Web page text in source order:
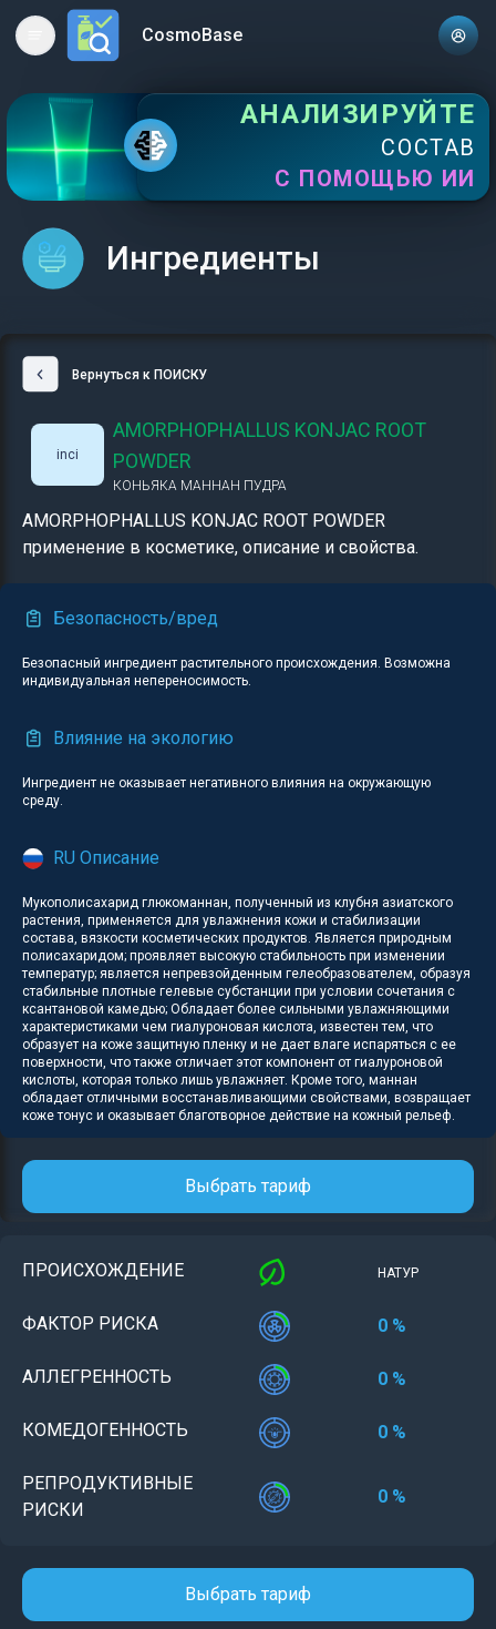
Open main menuCosmoBase
АНАЛИЗИРУЙТЕ
СОСТАВ
С ПОМОЩЬЮ ИИ
Ингредиенты
Вернуться к ПОИСКУ
inci
AMORPHOPHALLUS KONJAC ROOT
POWDER
КОНЬЯКА МАННАН ПУДРА
AMORPHOPHALLUS KONJAC ROOT POWDER
применение в косметике, описание и свойства.
Безопасность/вред
Безопасный ингредиент растительного происхождения. Возможна
индивидуальная непереносимость.
Влияние на экологию
Ингредиент не оказывает негативного влияния на окружающую
среду.
RU Описание
Мукополисахарид глюкоманнан, полученный из клубня азиатского
растения, применяется для увлажнения кожи и стабилизации
состава, вязкости косметических продуктов. Является природным
полисахаридом; проявляет высокую стабильность при изменении
температур; является непревзойденным гелеобразователем, образуя
стабильные плотные гелевые субстанции при условии сочетания с
ксантановой камедью; Обладает более сильными увлажняющими
характеристиками чем гиалуроновая кислота, известен тем, что
образует на коже защитную пленку и не дает влаге испаряться с ее
поверхности, что также отличает этот компонент от гиалуроновой
кислоты, которая только лишь увлажняет. Кроме того, маннан
обладает отличными восстанавливающими свойствами, возвращает
коже тонус и оказывает благотворное действие на кожный рельеф.
Выбрать тариф
ПРОИСХОЖДЕНИЕ НАТУР
ФАКТОР РИСКА 0 %
АЛЛЕГРЕННОСТЬ 0 %
КОМЕДОГЕННОСТЬ 0 %
РЕПРОДУКТИВНЫЕ
РИСКИ
0 %
Выбрать тариф